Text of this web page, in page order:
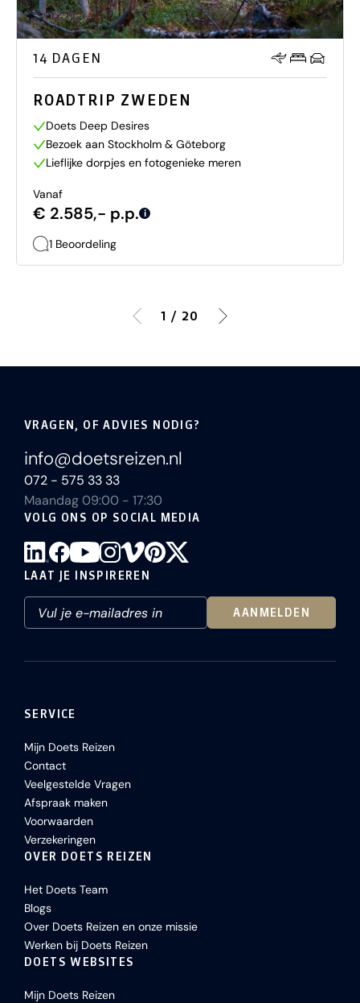
14 DAGEN
ROADTRIP ZWEDEN
Doets Deep Desires
Bezoek aan Stockholm & Göteborg
Lieflijke dorpjes en fotogenieke meren
Vanaf
€ 2.585,- p.p. i
1 Beoordeling
1 / 20
VRAGEN, OF ADVIES NODIG?
info@doetsreizen.nl
072 - 575 33 33
Maandag 09:00 - 17:30
VOLG ONS OP SOCIAL MEDIA
LAAT JE INSPIREREN
AANMELDEN
SERVICE
Mijn Doets Reizen
Contact
Veelgestelde Vragen
Afspraak maken
Voorwaarden
Verzekeringen
OVER DOETS REIZEN
Het Doets Team
Blogs
Over Doets Reizen en onze missie
Werken bij Doets Reizen
DOETS WEBSITES
Mijn Doets Reizen